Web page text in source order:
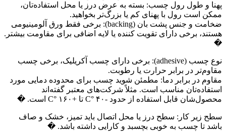
پهنا و طول رول چسب: بسته به عرض درز یا محل استفاده‌تان،
ممکن است رول با پهنای کم یا بزرگ‌تر بخواهید.
ضخامت و جنس پشت بان (backing): برخی فقط ورق آلومینیومی
هستند، برخی دارای تقویت کننده یا لایه اضافی برای مقاومت بیشتر.
�
نوع چسب (adhesive): برخی دارای چسب آکریلیک، برخی چسب
مقاوم‌تر در برابر حرارت یا رطوبت.
مقاوم در برابر دما: مطمئن شوید چسب برای محدوده دمایی مورد
استفاده‌تان مناسب است. مثلاً شرکت‌های معتبر گفته‌اند
محصول‌شان قابل استفاده از حدود -۴۰ °C تا +۱۶۰ °C است. �
سطح زیر کار: سطح درز یا محل اتصال باید تمیز، خشک و صاف
باشد تا چسب به خوبی بچسبد و کارایی داشته باشد. �